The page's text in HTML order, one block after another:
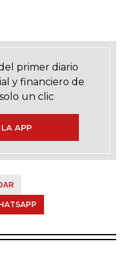
primer diario
y financiero de
un clic
LA APP